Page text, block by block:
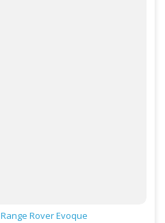
Range Rover Evoque